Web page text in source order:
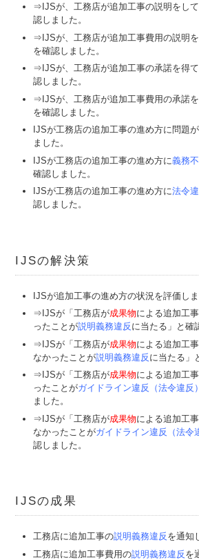
⇒IJSが、工務店が追加工事の説明をし
認しました。
⇒IJSが、工務店が追加工事費用の説明
を確認しました。
⇒IJSが、工務店が追加工事の承諾を得
認しました。
⇒IJSが、工務店が追加工事費用の承諾
を確認しました。
IJSが工務店の追加工事の進め方に問題
ました。
IJSが工務店の追加工事の進め方に義務
確認しました。
IJSが工務店の追加工事の進め方に法令
認しました。
IJSの解決策
IJSが追加工事の進め方の状況を評価しま
⇒IJSが「工務店が成果物による追加工
ったことが説明義務違反 に当たる」と確
⇒IJSが「工務店が成果物による追加工
なかったことが説明義務違反 に当たる」
⇒IJSが「工務店が成果物による追加工
ったことがガイドライン違反（法令違反）
ました。
⇒IJSが「工務店が成果物による追加工
なかったことがガイドライン違反（法令
認しました。
IJSの成果
工務店に追加工事の説明義務違反 を通知
工務店に追加工事費用の説明義務違反 を